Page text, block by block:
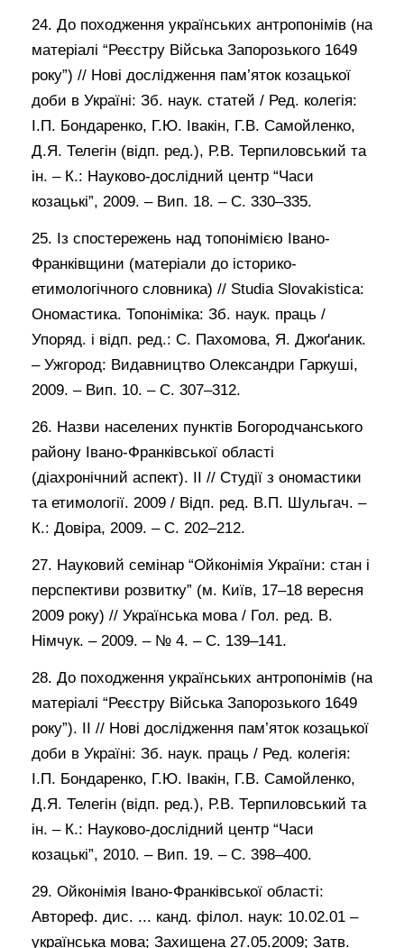
24. До походження українських антропонімів (на
матеріалі “Реєстру Війська Запорозького 1649
року”) // Нові дослідження пам’яток козацької
доби в Україні: Зб. наук. статей / Ред. колегія:
І.П. Бондаренко, Г.Ю. Івакін, Г.В. Самойленко,
Д.Я. Телегін (відп. ред.), Р.В. Терпиловський та
ін. – К.: Науково-дослідний центр “Часи
козацькі”, 2009. – Вип. 18. – С. 330–335.
25. Із спостережень над топонімією Івано-
Франківщини (матеріали до історико-
етимологічного словника) // Studia Slovakistica:
Ономастика. Топоніміка: Зб. наук. праць /
Упоряд. і відп. ред.: С. Пахомова, Я. Джоґаник.
– Ужгород: Видавництво Олександри Гаркуші,
2009. – Вип. 10. – С. 307–312.
26. Назви населених пунктів Богородчанського
району Івано-Франківської області
(діахронічний аспект). ІІ // Студії з ономастики
та етимології. 2009 / Відп. ред. В.П. Шульгач. –
К.: Довіра, 2009. – С. 202–212.
27. Науковий семінар “Ойконімія України: стан і
перспективи розвитку” (м. Київ, 17–18 вересня
2009 року) // Українська мова / Гол. ред. В.
Німчук. – 2009. – № 4. – С. 139–141.
28. До походження українських антропонімів (на
матеріалі “Реєстру Війська Запорозького 1649
року”). ІІ // Нові дослідження пам’яток козацької
доби в Україні: Зб. наук. праць / Ред. колегія:
І.П. Бондаренко, Г.Ю. Івакін, Г.В. Самойленко,
Д.Я. Телегін (відп. ред.), Р.В. Терпиловський та
ін. – К.: Науково-дослідний центр “Часи
козацькі”, 2010. – Вип. 19. – С. 398–400.
29. Ойконімія Івано-Франківської області:
Автореф. дис. ... канд. філол. наук: 10.02.01 –
українська мова; Захищена 27.05.2009; Затв.